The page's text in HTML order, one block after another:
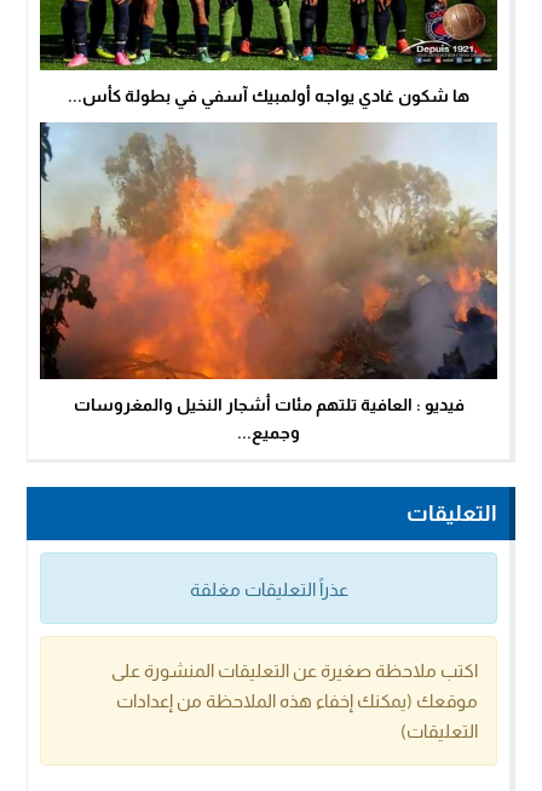
ها شكون غادي يواجه أولمبيك آسفي في بطولة كأس...
فيديو : العافية تلتهم مئات أشجار النخيل والمغروسات
وجميع...
التعليقات
عذراً التعليقات مغلقة
اكتب ملاحظة صغيرة عن التعليقات المنشورة على
موقعك (يمكنك إخفاء هذه الملاحظة من إعدادات
التعليقات)